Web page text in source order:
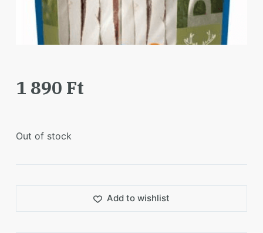
1 890 Ft
Out of stock
Add to wishlist